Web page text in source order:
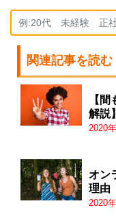
関連記事を読む
【
解説】
2020
オン
理由
2020